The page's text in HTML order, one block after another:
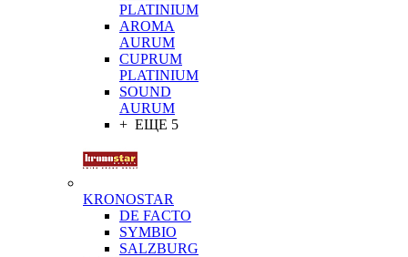
PLATINIUM
AROMA
AURUM
CUPRUM
PLATINIUM
SOUND
AURUM
+ ЕЩЕ 5
KRONOSTAR
DE FACTO
SYMBIO
SALZBURG